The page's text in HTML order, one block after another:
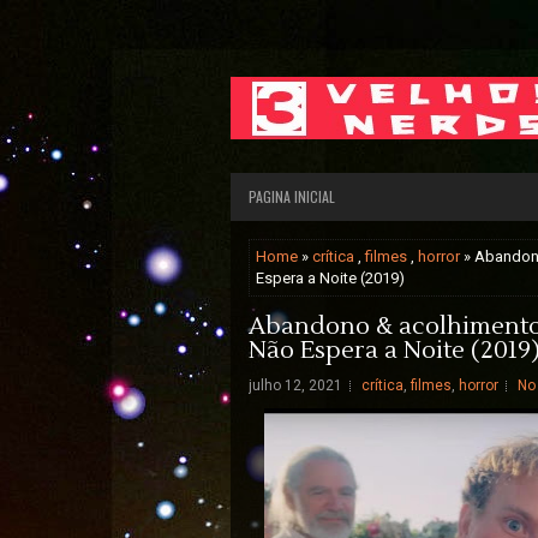
PAGINA INICIAL
Home » crítica ,filmes , horror»
Espera a Noite (2019)
Abandono &
Não Espera a Noite
julho 12, 2021 crítica,filmes, horror